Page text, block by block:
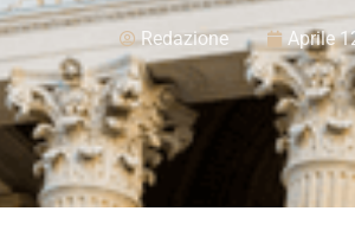
Redazione Aprile